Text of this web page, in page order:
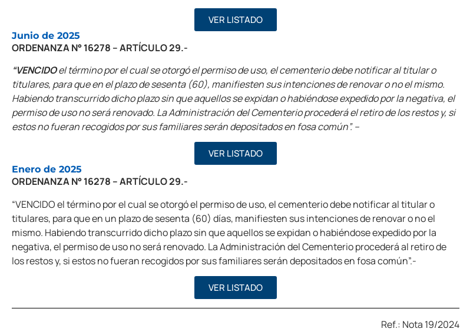
VER LISTADO
Junio de 2025
ORDENANZA N° 16278 – ARTÍCULO 29.-
“VENCIDOel término por el cual se otorgó el permiso de uso, el cementerio debe notificar al titular o
titulares, para que en el plazo de sesenta (60), manifiesten sus intenciones de renovar o no el mismo.
Habiendo transcurrido dicho plazo sin que aquellos se expidan o habiéndose expedido por la negativa, el
permiso de uso no será renovado. La Administración del Cementerio procederá el retiro de los restos y, si
estos no fueran recogidos por sus familiares serán depositados en fosa común”. –
VER LISTADO
Enero de 2025
ORDENANZA N° 16278 – ARTÍCULO 29.-
“VENCIDO el término por el cual se otorgó el permiso de uso, el cementerio debe notificar al titular o
titulares, para que en un plazo de sesenta (60) días, manifiesten sus intenciones de renovar o no el
mismo. Habiendo transcurrido dicho plazo sin que aquellos se expidan o habiéndose expedido por la
negativa, el permiso de uso no será renovado. La Administración del Cementerio procederá al retiro de
los restos y, si estos no fueran recogidos por sus familiares serán depositados en fosa común”.-
VER LISTADO
Ref.: Nota 19/2024